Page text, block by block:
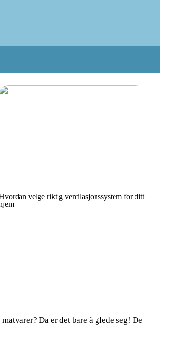
velge riktig ventilasjonssystem for ditt
Da er det bare å glede seg! De